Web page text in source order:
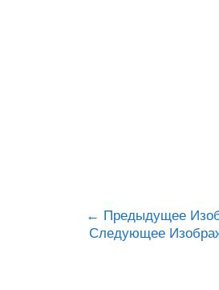
Предыдущее
Следующее